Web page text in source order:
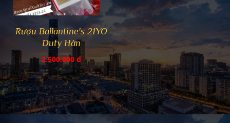
Rượu Ballantine's 21YO
Duty Hàn
2.500.000 đ